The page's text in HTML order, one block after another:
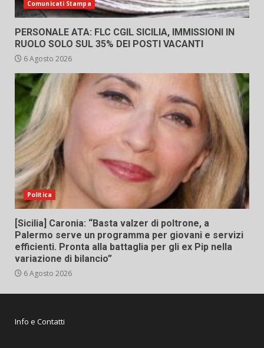
Comunicati Stampa
PERSONALE ATA: FLC CGIL SICILIA, IMMISSIONI IN
RUOLO SOLO SUL 35% DEI POSTI VACANTI
6 Agosto 2026
Politica
[Sicilia] Caronia: “Basta valzer di poltrone, a
Palermo serve un programma per giovani e servizi
efficienti. Pronta alla battaglia per gli ex Pip nella
variazione di bilancio”
6 Agosto 2026
Info e Contatti